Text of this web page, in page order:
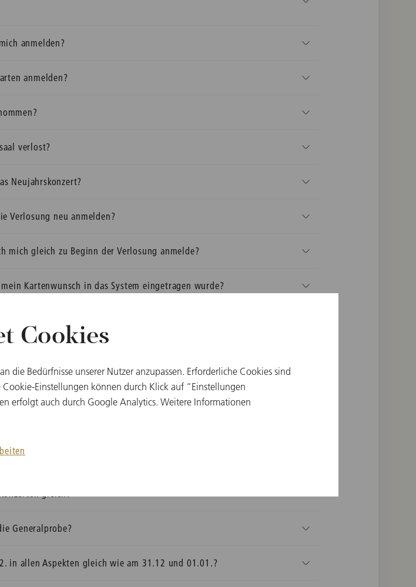
anmelden?
anmelden?
verlost?
Neujahrskonzert?
Verlosung neu anmelden?
mich gleich zu Beginn der Verlosung anmelde?
Kartenwunsch in das System eingetragen wurde?
Preiskategorie bindend?
Neujahrskonzert?
Generalprobe?
in allen Aspekten gleich wie am 31.12 und 01.01.?
Cookies
die Bedürfnisse unserer Nutzer anzupassen. Erforderliche Cookies sind
Einstellungen können durch Klick auf “Einstellungen
erfolgt auch durch Google Analytics. Weitere Informationen